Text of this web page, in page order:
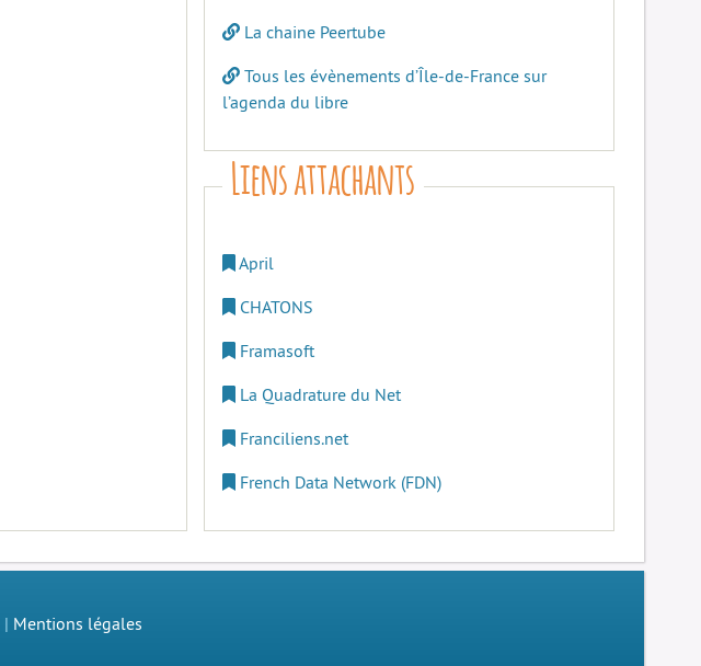
La chaine Peertube
Tous les évènements d’Île-de-France sur
l’agenda du libre
Liens attachants
April
CHATONS
Framasoft
La Quadrature du Net
Franciliens.net
French Data Network (FDN)
| Mentions légales